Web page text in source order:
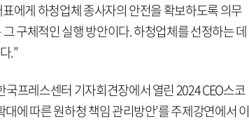
에게 하청업체 종사자의 안전을 확보하도록 의무
구체적인 실행 방안이다. 하청업체를 선정하는 데
.”
프레스센터 기자회견장에서 열린 2024 CEO스코
에 따른 원하청 책임 관리방안’를 주제강연에서 이